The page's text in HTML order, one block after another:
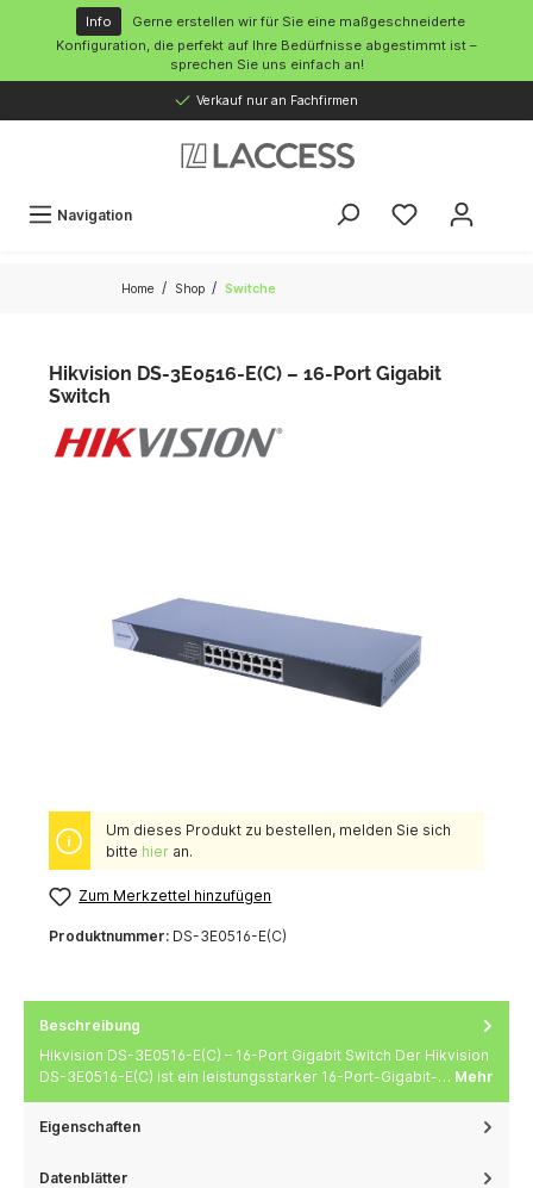
springen
Info
Gerne erstellen wir für Sie eine maßgeschneiderte
Konfiguration, die perfekt auf Ihre Bedürfnisse abgestimmt ist –
sprechen Sie uns einfach an!
Verkauf nur an Fachfirmen
Navigation
Home / Shop / Switche
Hikvision DS-3E0516-E(C) – 16-Port Gigabit
Switch
Um dieses Produkt zu bestellen, melden Sie sich
bitte hieran.
Zum Merkzettel hinzufügen
Produktnummer: DS-3E0516-E(C)
Beschreibung
Hikvision DS-3E0516-E(C) – 16-Port Gigabit Switch Der Hikvision
DS-3E0516-E(C) ist ein leistungsstarker 16-Port-Gigabit-… Mehr
Eigenschaften
Datenblätter